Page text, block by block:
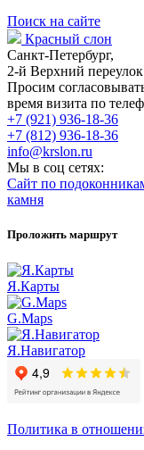
Поиск на сайте
Красный слон
Санкт-Петербург,
2-й Верхний
Просим
время визита по
+7 (921) 936-18-36
+7 (812) 936-18-36
info@krslon.ru
Мы в соц сетях:
Сайт по
камня
Проложить маршрут
Я.Карты
G.Maps
Я.Навигатор
Политика в